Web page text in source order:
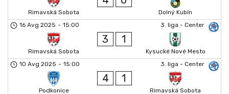
Rimavská Sobota
Dolný Kubín
3. liga - Center
16 Avg 2025 - 15:00
Rimavská Sobota
3 1
Kysucké Nové Mesto
3. liga - Center
10 Avg 2025 - 15:00
Podkonice
4 1
Rimavská Sobota